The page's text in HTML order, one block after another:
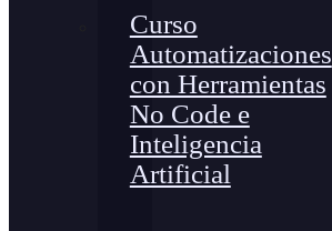
Curso
Automatizaciones
con Herramientas
No Code e
Inteligencia
Artificial